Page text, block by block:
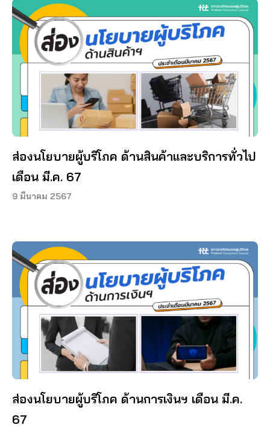
ส่องนโยบายผู้บริโภค ด้านสินค้าและบริการทั่วไป
เดือน มี.ค. 67
9 มีนาคม 2567
ส่องนโยบายผู้บริโภค ด้านการเงินฯ เดือน มี.ค.
67